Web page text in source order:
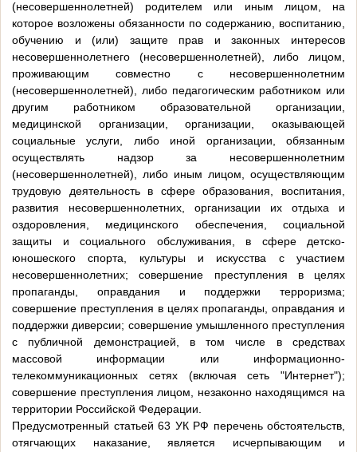
(несовершеннолетней) родителем или иным лицом, на
которое возложены обязанности по содержанию, воспитанию,
обучению и (или) защите прав и законных интересов
несовершеннолетнего (несовершеннолетней), либо лицом,
проживающим совместно с несовершеннолетним
(несовершеннолетней), либо педагогическим работником или
другим работником образовательной организации,
медицинской организации, организации, оказывающей
социальные услуги, либо иной организации, обязанным
осуществлять надзор за несовершеннолетним
(несовершеннолетней), либо иным лицом, осуществляющим
трудовую деятельность в сфере образования, воспитания,
развития несовершеннолетних, организации их отдыха и
оздоровления, медицинского обеспечения, социальной
защиты и социального обслуживания, в сфере детско-
юношеского спорта, культуры и искусства с участием
несовершеннолетних; совершение преступления в целях
пропаганды, оправдания и поддержки терроризма;
совершение преступления в целях пропаганды, оправдания и
поддержки диверсии; совершение умышленного преступления
с публичной демонстрацией, в том числе в средствах
массовой информации или информационно-
телекоммуникационных сетях (включая сеть "Интернет");
совершение преступления лицом, незаконно находящимся на
территории Российской Федерации.
Предусмотренный статьей 63 УК РФ перечень обстоятельств,
отягчающих наказание, является исчерпывающим и